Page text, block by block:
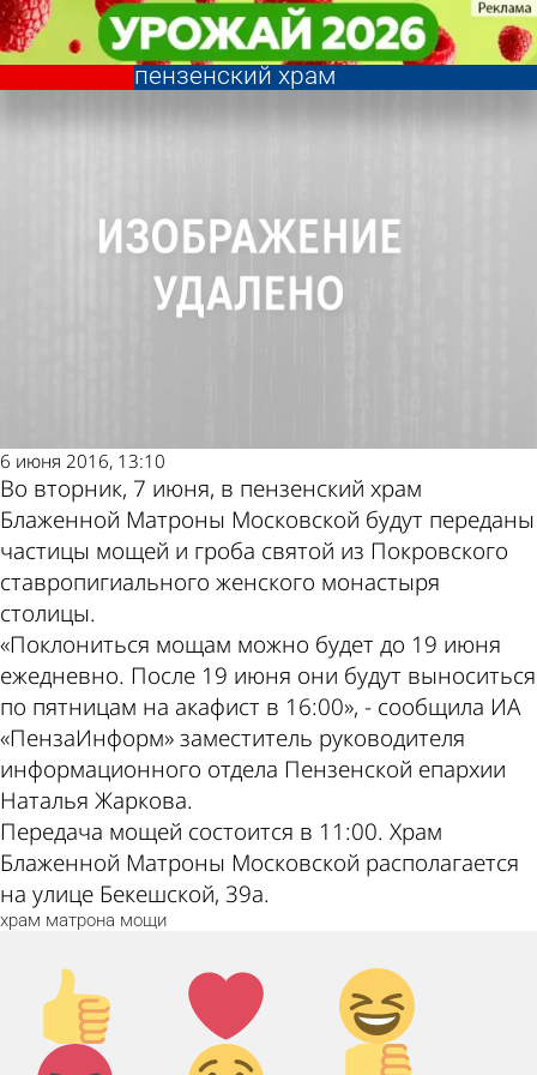
Частицу мощей Матроны
Московской передадут в
пензенский храм
Общество
6 июня 2016, 13:10
Во вторник, 7 июня, в пензенский храм
Блаженной Матроны Московской будут переданы
частицы мощей и гроба святой из Покровского
ставропигиального женского монастыря
столицы.
«Поклониться мощам можно будет до 19 июня
ежедневно. После 19 июня они будут выноситься
по пятницам на акафист в 16:00», - сообщила ИА
«ПензаИнформ» заместитель руководителя
информационного отдела Пензенской епархии
Наталья Жаркова.
Передача мощей состоится в 11:00. Храм
Блаженной Матроны Московской располагается
на улице Бекешской, 39а.
храм матрона мощи
Палец
вверх!
Лайк!
Дикий
смех!
Агрессия!
Грусть
Палец
Частицу мощей Матроны
Московской передадут в
пензенский храм
Общество
Другие новости по
теме
Погода и курсы
валют в Пензе